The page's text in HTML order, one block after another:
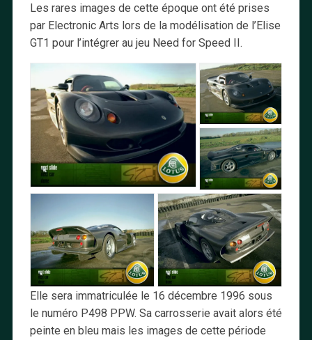
Les rares images de cette époque ont été prises
par Electronic Arts lors de la modélisation de l’Elise
GT1 pour l’intégrer au jeu Need for Speed II.
Elle sera immatriculée le 16 décembre 1996 sous
le numéro P498 PPW. Sa carrosserie avait alors été
peinte en bleu mais les images de cette période